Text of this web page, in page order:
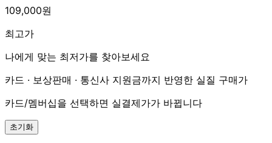
109,000원
최고가
나에게 맞는 최저가를 찾아보세요
카드 · 보상판매 · 통신사 지원금까지 반영한 실질 구매가
카드/멤버십을 선택하면 실결제가가 바뀝니다
초기화